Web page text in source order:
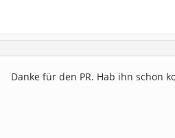
Danke für den PR. Hab ihn schon